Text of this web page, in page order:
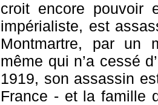
croit encore pouvoir
impérialiste, est
Montmartre, par un
même qui n’a cessé
1919, son assassin
France - et la famille